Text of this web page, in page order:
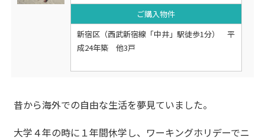
ご購入物件
新宿区（西武新宿線「中井」駅徒歩1分） 平
成24年築 他3戸
昔から海外での自由な生活を夢見ていました。
大学４年の時に１年間休学し、ワーキングホリデーでニ